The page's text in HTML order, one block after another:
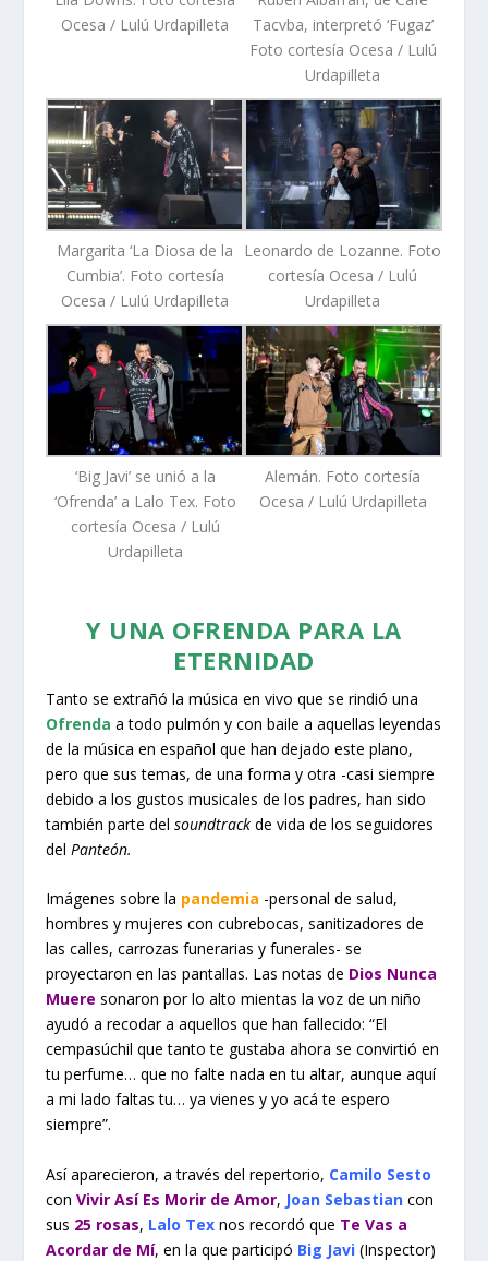
Ocesa / Lulú Urdapilleta
Tacvba, interpretó ‘Fugaz’
Foto cortesía Ocesa / Lulú
Urdapilleta
Margarita ‘La Diosa de la
Cumbia’. Foto cortesía
Ocesa / Lulú Urdapilleta
Leonardo de Lozanne. Foto
cortesía Ocesa / Lulú
Urdapilleta
‘Big Javi’ se unió a la
‘Ofrenda’ a Lalo Tex. Foto
cortesía Ocesa / Lulú
Urdapilleta
Alemán. Foto cortesía
Ocesa / Lulú Urdapilleta
Y UNA OFRENDA PARA LA
ETERNIDAD
Tanto se extrañó la música en vivo que se rindió una
Ofrenda a todo pulmón y con baile a aquellas leyendas
de la música en español que han dejado este plano,
pero que sus temas, de una forma y otra -casi siempre
debido a los gustos musicales de los padres, han sido
también parte delsoundtrack de vida de los seguidores
del Panteón.
Imágenes sobre la pandemia -personal de salud,
hombres y mujeres con cubrebocas, sanitizadores de
las calles, carrozas funerarias y funerales- se
proyectaron en las pantallas. Las notas de Dios Nunca
Muere sonaron por lo alto mientas la voz de un niño
ayudó a recodar a aquellos que han fallecido: “El
cempasúchil que tanto te gustaba ahora se convirtió en
tu perfume… que no falte nada en tu altar, aunque aquí
a mi lado faltas tu… ya vienes y yo acá te espero
siempre”.
Así aparecieron, a través del repertorio, Camilo Sesto
conVivir Así Es Morir de Amor, Joan Sebastiancon
sus 25 rosas, Lalo Tex nos recordó que Te Vas a
Acordar de Mí, en la que participó Big Javi(Inspector)